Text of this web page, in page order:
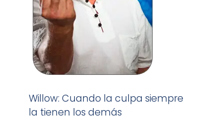
Willow: Cuando la culpa siempre
la tienen los demás